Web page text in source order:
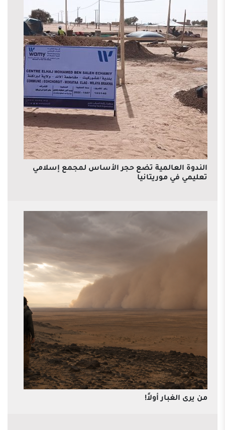
الندوة العالمية تضع حجر الأساس لمجمع إسلامي
تعليمي في موريتانيا
من يرى الغبار أولاً!